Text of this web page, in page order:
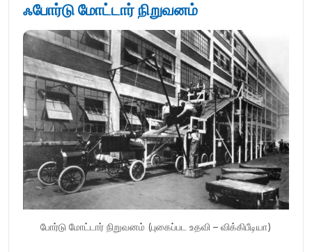
ஃபோர்டு மோட்டார் நிறுவனம்
போர்டு மோட்டார் நிறுவனம் (புகைப்பட உதவி – விக்கிபீடியா)